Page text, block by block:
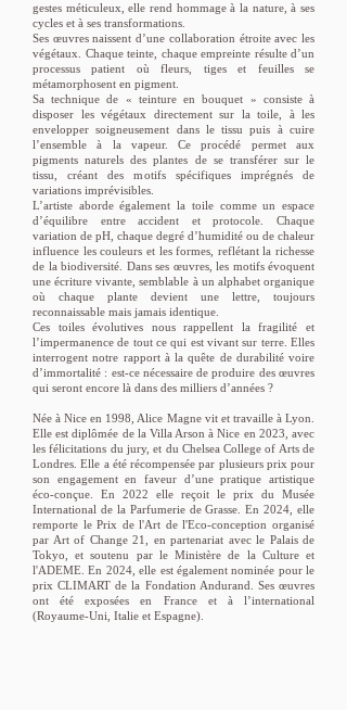
gestes méticuleux, elle rend hommage à la nature, à ses
cycles et à ses transformations.
Ses œuvres naissent d’une collaboration étroite avec les
végétaux. Chaque teinte, chaque empreinte résulte d’un
processus patient où fleurs, tiges et feuilles se
métamorphosent en pigment.
Sa technique de « teinture en bouquet » consiste à
disposer les végétaux directement sur la toile, à les
envelopper soigneusement dans le tissu puis à cuire
l’ensemble à la vapeur. Ce procédé permet aux
pigments naturels des plantes de se transférer sur le
tissu, créant des motifs spécifiques imprégnés de
variations imprévisibles.
L’artiste aborde également la toile comme un espace
d’équilibre entre accident et protocole. Chaque
variation de pH, chaque degré d’humidité ou de chaleur
influence les couleurs et les formes, reflétant la richesse
de la biodiversité. Dans ses œuvres, les motifs évoquent
une écriture vivante, semblable à un alphabet organique
où chaque plante devient une lettre, toujours
reconnaissable mais jamais identique.
Ces toiles évolutives nous rappellent la fragilité et
l’impermanence de tout ce qui est vivant sur terre. Elles
interrogent notre rapport à la quête de durabilité voire
d’immortalité : est-ce nécessaire de produire des œuvres
qui seront encore là dans des milliers d’années ?
Née à Nice en 1998, Alice Magne vit et travaille à Lyon.
Elle est diplômée de la Villa Arson à Nice en 2023, avec
les félicitations du jury, et du Chelsea College of Arts de
Londres. Elle a été récompensée par plusieurs prix pour
son engagement en faveur d’une pratique artistique
éco-conçue. En 2022 elle reçoit le prix du Musée
International de la Parfumerie de Grasse. En 2024, elle
remporte le Prix de l'Art de l'Eco-conception organisé
par Art of Change 21, en partenariat avec le Palais de
Tokyo, et soutenu par le Ministère de la Culture et
l'ADEME. En 2024, elle est également nominée pour le
prix CLIMART de la Fondation Andurand. Ses œuvres
ont été exposées en France et à l’international
(Royaume-Uni, Italie et Espagne).